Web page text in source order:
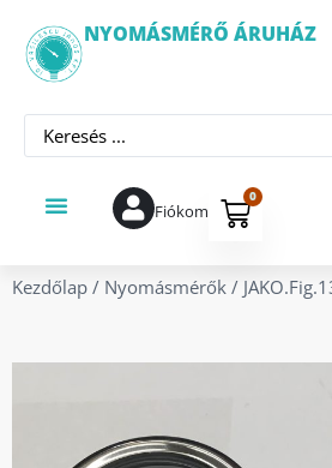
NYOMÁSMÉRŐ ÁRUHÁZ
Fiókom
0
Kezdőlap / Nyomásmérők /